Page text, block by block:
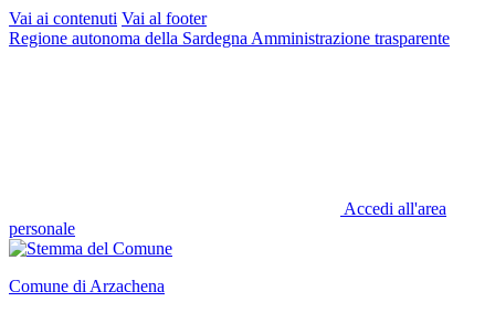
Vai ai contenuti Vai al footer
Regione autonoma della Sardegna Amministrazione trasparente
Accedi all'area
personale
Comune di Arzachena